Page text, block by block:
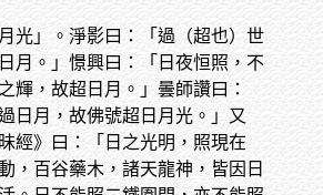
月光」。淨影曰：「過（超也）世
月。」憬興曰：「日夜恒照，不
輝，故超日月。」曇師讚曰：
日月，故佛號超日月光。」又
經》曰：「日之光明，照現在
，百谷藥木，諸天龍神，皆因日